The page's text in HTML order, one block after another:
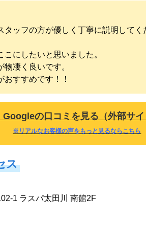
タッフの方が優しく丁寧に説明して
にしたいと思いました。
凄く良いです。
すすめです！！
Googleの口コミを見る（外部サイ
※リアルなお客様の声をもっと見るならこちら
ス
1 ラスパ太田川 南館2F